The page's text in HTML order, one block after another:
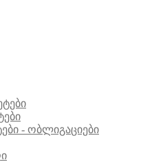
- ობლიგაციები